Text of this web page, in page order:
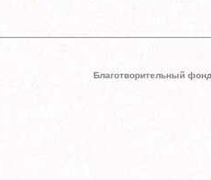
Благотворительный